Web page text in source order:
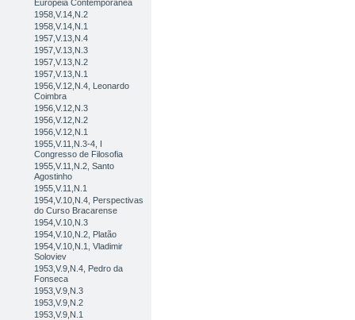
Europeia Contemporânea
1958,V.14,N.2
1958,V.14,N.1
1957,V.13,N.4
1957,V.13,N.3
1957,V.13,N.2
1957,V.13,N.1
1956,V.12,N.4, Leonardo
Coimbra
1956,V.12,N.3
1956,V.12,N.2
1956,V.12,N.1
1955,V.11,N.3-4, I
Congresso de Filosofia
1955,V.11,N.2, Santo
Agostinho
1955,V.11,N.1
1954,V.10,N.4, Perspectivas
do Curso Bracarense
1954,V.10,N.3
1954,V.10,N.2, Platão
1954,V.10,N.1, Vladimir
Soloviev
1953,V.9,N.4, Pedro da
Fonseca
1953,V.9,N.3
1953,V.9,N.2
1953,V.9,N.1